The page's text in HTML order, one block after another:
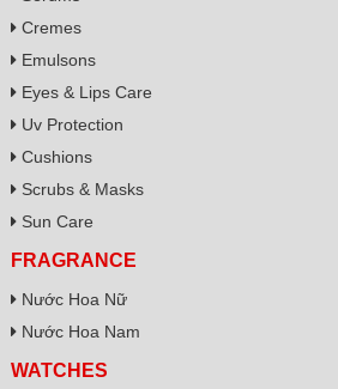
Cremes
Emulsons
Eyes & Lips Care
Uv Protection
Cushions
Scrubs & Masks
Sun Care
FRAGRANCE
Nước Hoa Nữ
Nước Hoa Nam
WATCHES